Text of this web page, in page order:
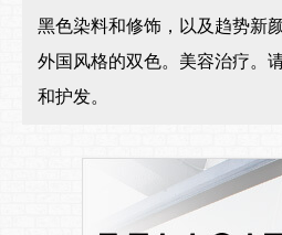
黑色染料和修饰，以及趋势新
外国风格的双色。美容治疗。
和护发。